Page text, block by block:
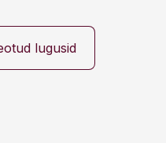
ka ettevõtte
roboti lisamine
nendib tootmise ja
lugusid